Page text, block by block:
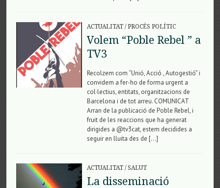
ACTUALITAT/ PROCÉS POLÍTIC
Volem “Poble Rebel ” a
TV3
Recolzem com “Unió, Acció , Autogestió” i
convidem a fer-ho de forma urgent a
col·lectius, entitats, organitzacions de
Barcelona i de tot arreu. COMUNICAT
Arran de la publicació de Poble Rebel, i
fruit de les reaccions que ha generat
dirigides a @tv3cat, estem decidides a
seguir en lluita des de […]
ACTUALITAT/ SALUT
La disseminació